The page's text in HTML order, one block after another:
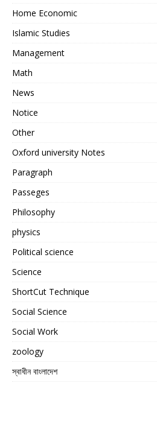
Home Economic
Islamic Studies
Management
Math
News
Notice
Other
Oxford university Notes
Paragraph
Passeges
Philosophy
physics
Political science
Science
ShortCut Technique
Social Science
Social Work
zoology
স্বাধীন বাংলাদেশ